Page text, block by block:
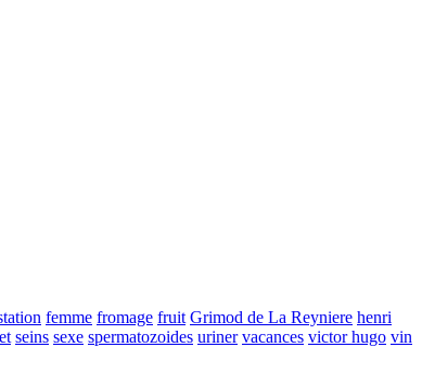
femme fromage fruit Grimod de La Reyniere henri
seins sexe spermatozoides uriner vacances victor hugo vin